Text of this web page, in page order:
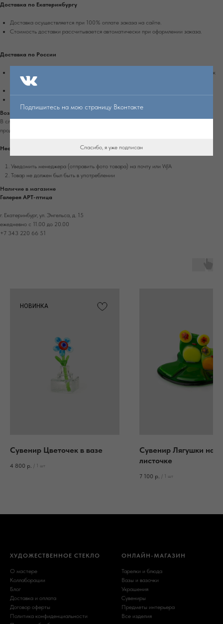
Доставка по Екатеринбургу
Доставка осуществляется при 100% оплате заказа на сайте.
Стоимость доставки рассчитывается автоматически при оформлении заказа.
Доставка по России
Доставка осуществляется при 100% оплате заказа транспортной компанией Сдек
или Почтой России.
Возврат
В случае обнаружения дефекта на изделии, которое не было оговорено заранее с
продавцом, вы можете вернуть изделие в течение 7 дней с момента получения.
Необходимо:
Уведомить менеджера (отправить фото товара) на почту или W/А
Товар не должен был быть в употреблении
Наличие в магазине
Галерея АРТ-птица
г. Екатеринбург, ул. Энгельса, д. 15
ежедневно с 11.00 до 20.00
+7 343 220 66 51
НОВИНКА
Сувенир Цветочек в вазе
4 800 р. / 1 шт
Сувенир Лягушки на
листочке
7 100 р. / 1 шт
Подпишитесь на мою страницу Вконтакте
Спасибо, я уже подписан
ХУДОЖЕСТВЕННОЕ СТЕКЛО
О мастере
Коллаборации
Блог
Доставка и оплата
Договор оферты
Политика конфиденциальности
ОНЛАЙН-МАГАЗИН
Тарелки и блюда
Вазы и вазочки
Украшения
Сувениры
Предметы интерьера
Все изделия